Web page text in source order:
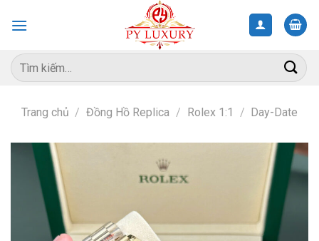
Tìm
kiếm:
Trang chủ / Đồng Hồ Replica / Rolex 1:1 / Day-Date